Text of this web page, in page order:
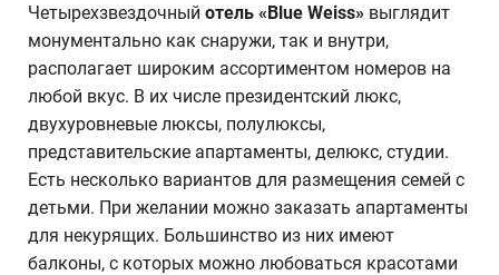
Четырехзвездочный отель «Blue Weiss» выглядит
монументально как снаружи, так и внутри,
располагает широким ассортиментом номеров на
любой вкус. В их числе президентский люкс,
двухуровневые люксы, полулюксы,
представительские апартаменты, делюкс, студии.
Есть несколько вариантов для размещения семей с
детьми. При желании можно заказать апартаменты
для некурящих. Большинство из них имеют
балконы, с которых можно любоваться красотами